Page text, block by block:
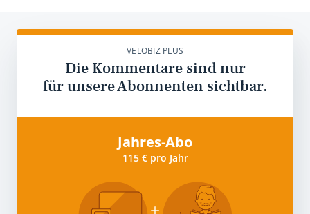
VELOBIZ PLUS
Die Kommentare sind nur
für unsere Abonnenten sichtbar.
Jahres-Abo
115 € pro Jahr